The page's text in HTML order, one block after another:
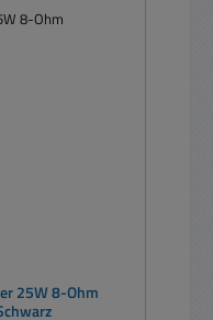
25W 8-Ohm